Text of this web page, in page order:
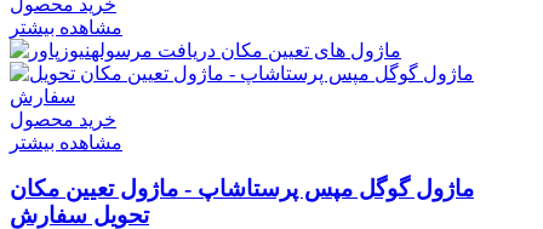
مشاهده بیشتر
خرید محصول
مشاهده بیشتر
ماژول گوگل مپس پرستاشاپ - ماژول تعیین مکان
تحویل سفارش